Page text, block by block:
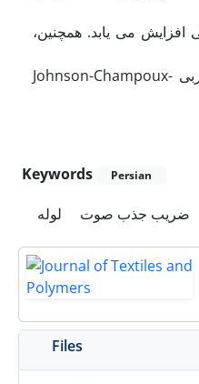
افزایش می یابد. همچنین،
توافق خوبی با داده های تجربی Johnson-Champoux-
Keywords Persian
ضریب جذب صوت
لوله
Files